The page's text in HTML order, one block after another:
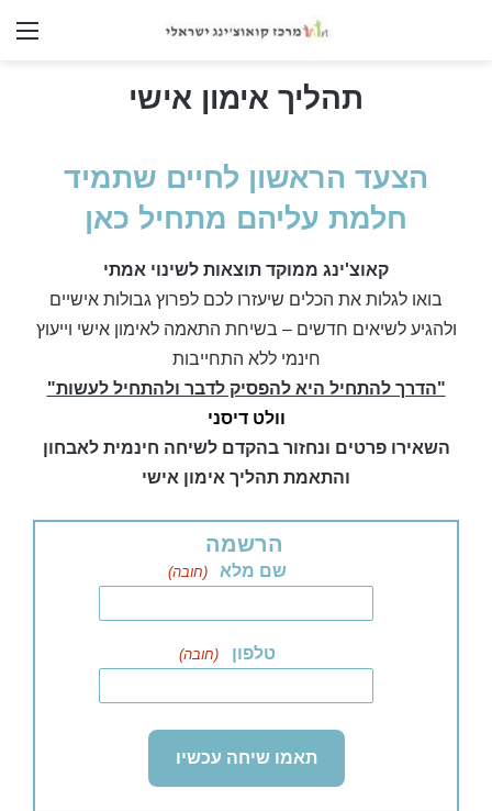
תהליך אימון אישי
הצעד הראשון לחיים שתמיד
חלמת עליהם מתחיל כאן
קאוצ'ינג ממוקד תוצאות לשינוי אמתי
בואו לגלות את הכלים שיעזרו לכם לפרוץ גבולות אישיים
ולהגיע לשיאים חדשים – בשיחת התאמה לאימון אישי וייעוץ
חינמי ללא התחייבות
"הדרך להתחיל היא להפסיק לדבר ולהתחיל לעשות"
וולט דיסני
השאירו פרטים ונחזור בהקדם לשיחה חינמית לאבחון
והתאמת תהליך אימון אישי
הרשמה
שם מלא (חובה)
טלפון (חובה)